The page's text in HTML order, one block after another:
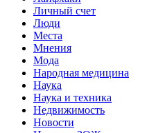
Личный счет
Люди
Места
Мнения
Мода
Народная медицина
Наука
Наука и техника
Недвижимость
Новости